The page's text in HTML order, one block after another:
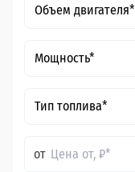
Объем двигателя*
Мощность*
Тип топлива*
от